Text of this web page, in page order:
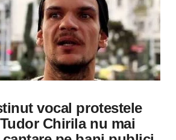
vocal protestele
Chirila nu mai